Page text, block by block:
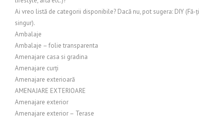
Ai vreo listă de categorii disponibile? Dacă nu, pot sugera: DIY (Fă-ți
singur).
Ambalaje
Ambalaje – folie transparenta
Amenajare casa si gradina
Amenajare curți
Amenajare exterioară
AMENAJARE EXTERIOARE
Amenajare exterior
Amenajare exterior – Terase